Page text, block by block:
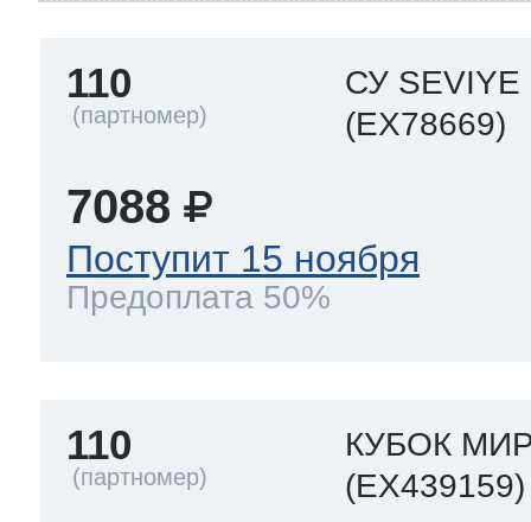
110
СУ SEVIYE
(EX78669)
7088
Поступит 15 ноября
Предоплата 50%
110
КУБОК
(EX439159)